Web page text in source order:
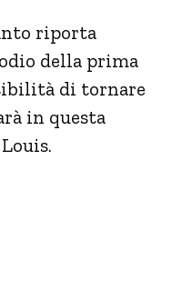
riporta
della prima
di tornare
in questa